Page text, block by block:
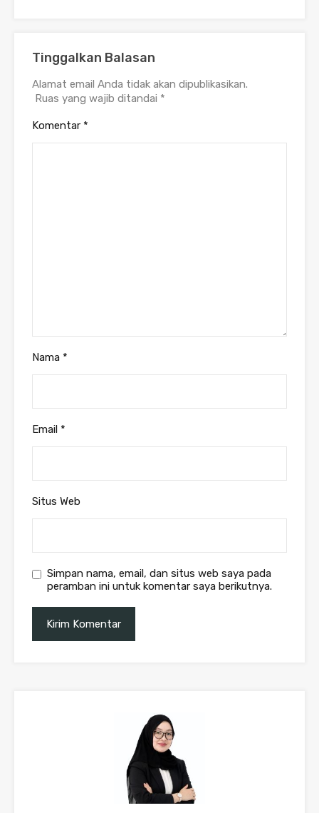
Tinggalkan Balasan
Alamat email Anda tidak akan dipublikasikan.
Ruas yang wajib ditandai *
Komentar *
Nama *
Email *
Situs Web
Simpan nama, email, dan situs web saya pada
peramban ini untuk komentar saya berikutnya.